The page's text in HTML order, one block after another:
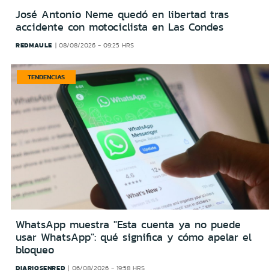
José Antonio Neme quedó en libertad tras
accidente con motociclista en Las Condes
REDMAULE 08/08/2026 - 09:25 HRS
TENDENCIAS
WhatsApp muestra "Esta cuenta ya no puede
usar WhatsApp": qué significa y cómo apelar el
bloqueo
DIARIOSENRED 06/08/2026 - 19:58 HRS